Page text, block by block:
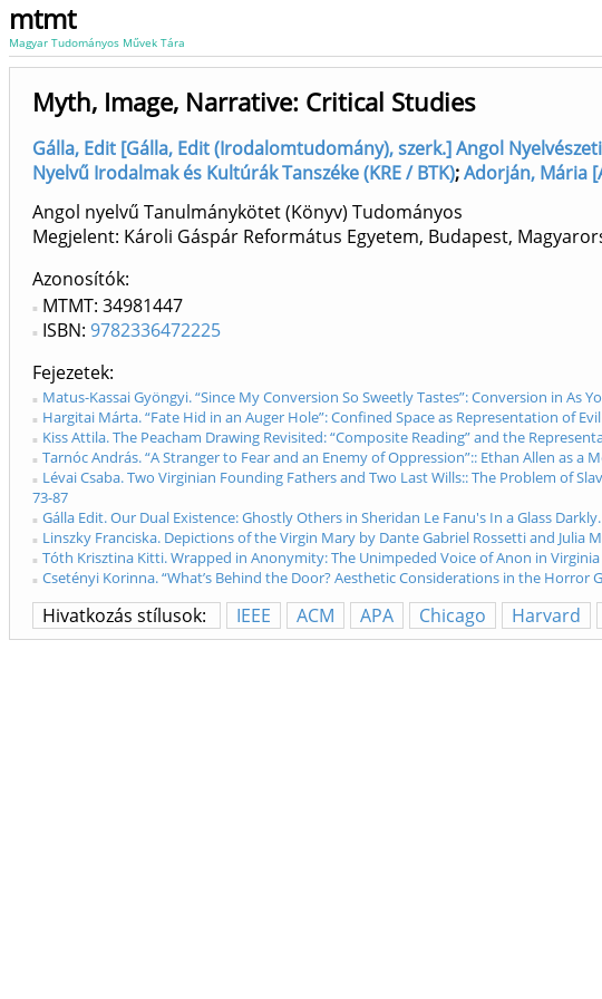
mtmt
Magyar Tudományos Művek Tára
Myth, Image, Narrative: Critical Studies
Gálla, Edit [Gálla, Edit (Irodalomtudomány), szerk.] Angol Nyelvészeti
Nyelvű Irodalmak és Kultúrák Tanszéke (KRE / BTK);Adorján, Mária
Angol nyelvű Tanulmánykötet (Könyv) Tudományos
Megjelent: Károli Gáspár Református Egyetem, Budapest,
Azonosítók
MTMT: 34981447
ISBN: 9782336472225
Fejezetek
Matus-Kassai Gyöngyi. “Since My Conversion So Sweetly Tastes”: Conversion in
Hargitai Márta. “Fate Hid in an Auger Hole”: Confined Space as Representation of
Kiss Attila. The Peacham Drawing Revisited: “Composite Reading” and the
Tarnóc András. “A Stranger to Fear and an Enemy of Oppression”:: Ethan Allen as
Lévai Csaba. Two Virginian Founding Fathers and Two Last Wills:: The Problem of
73-87
Gálla Edit. Our Dual Existence: Ghostly Others in Sheridan Le Fanu's In a Glass
Linszky Franciska. Depictions of the Virgin Mary by Dante Gabriel Rossetti and
Tóth Krisztina Kitti. Wrapped in Anonymity: The Unimpeded Voice of Anon in
Csetényi Korinna. “What’s Behind the Door? Aesthetic Considerations in the Horror
Hivatkozás stílusok: IEEE ACM APA Chicago Harvard